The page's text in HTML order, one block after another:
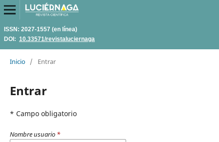
ISSN: 2027-1557 (en línea)
DOI: 10.33571/revistaluciernaga
Inicio / Entrar
Entrar
* Campo obligatorio
Nombre usuario *